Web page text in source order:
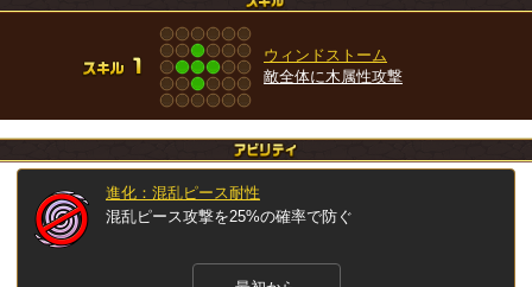
ウィンドストーム
敵全体に木属性攻撃
進化：混乱ピース耐性
混乱ピース攻撃を25%の確率で防ぐ